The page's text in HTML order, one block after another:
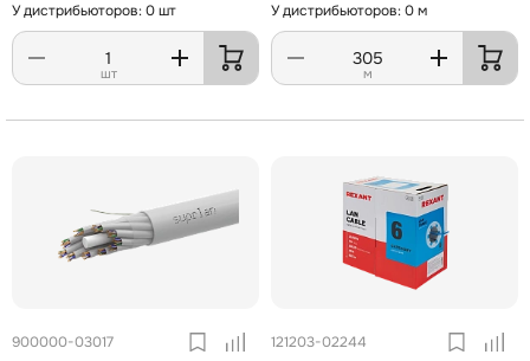
У дистрибьюторов: 0 шт
шт
У дистрибьюторов: 0 м
м
900000-03017 121203-02244